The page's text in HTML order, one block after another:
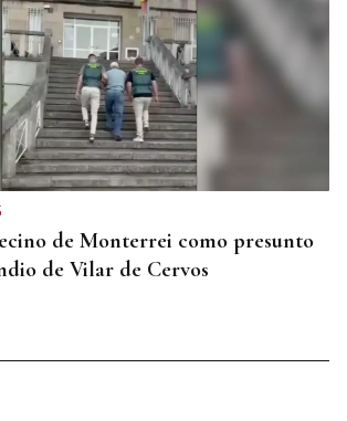
de Monterrei como presunto
de Vilar de Cervos